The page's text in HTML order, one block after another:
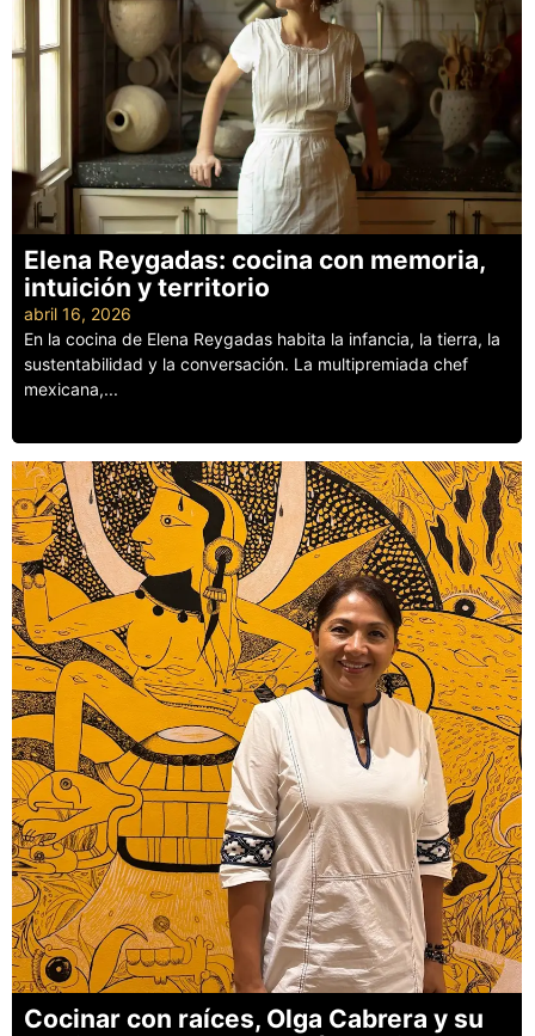
Elena Reygadas: cocina con memoria,
intuición y territorio
abril 16, 2026
En la cocina de Elena Reygadas habita la infancia, la tierra, la
sustentabilidad y la conversación. La multipremiada chef
mexicana,...
Cocinar con raíces, Olga Cabrera y su